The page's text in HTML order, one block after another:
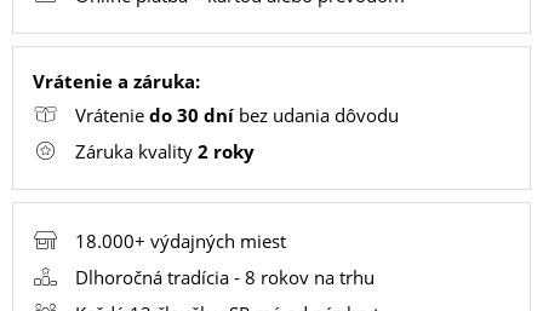
SMART
DOMÁCNOSŤ
POPSOCKETY
Vrátenie a záruka:
Vrátenie do 30 dní bez udania dôvodu
Záruka kvality 2 roky
18.000+ výdajných miest
Dlhoročná tradícia - 8 rokov na trhu